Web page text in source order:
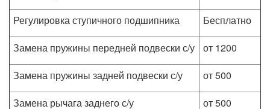
Регулировка ступичного подшипника
Бесплатно
Замена пружины передней подвески с/у
от 1200
Замена пружины задней подвески с/у
от 500
Замена рычага заднего с/у
от 500